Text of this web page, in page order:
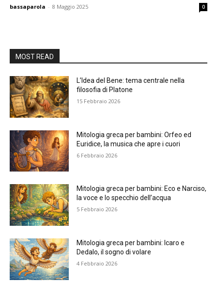
bassaparola - 8 Maggio 2025 0
MOST READ
L’Idea del Bene: tema centrale nella
filosofia di Platone
15 Febbraio 2026
Mitologia greca per bambini: Orfeo ed
Euridice, la musica che apre i cuori
6 Febbraio 2026
Mitologia greca per bambini: Eco e Narciso,
la voce e lo specchio dell’acqua
5 Febbraio 2026
Mitologia greca per bambini: Icaro e
Dedalo, il sogno di volare
4 Febbraio 2026